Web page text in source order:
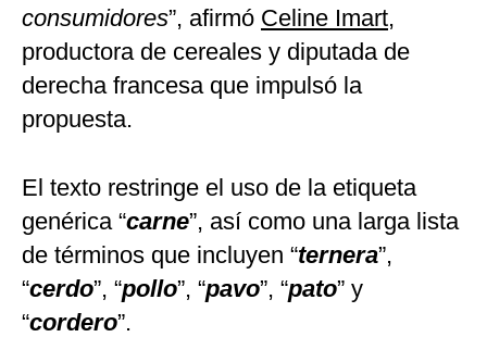
consumidores”, afirmó Celine Imart,
productora de cereales y diputada de
derecha francesa que impulsó la
propuesta.
El texto restringe el uso de la etiqueta
genérica “carne”, así como una larga lista
de términos que incluyen “ternera”,
“cerdo”, “pollo”, “pavo”, “pato” y
“cordero”.